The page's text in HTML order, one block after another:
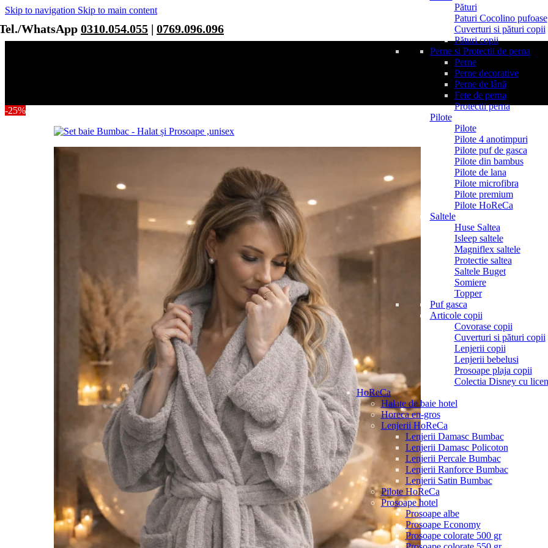
Skip to navigation Skip to main content
WhatsApp 0310.054.055 | 0769.096.096
Pături
Paturi Cocolino pufoase
Cuverturi si pături copii
Pături copii
Perne si Protectii de perna
Perne
Perne decorative
Perne de lână
Fete de perna
Protectii perna
Pilote
Pilote
Pilote 4 anotimpuri
Pilote puf de gasca
Pilote din bambus
Pilote de lana
Pilote microfibra
Pilote premium
Pilote HoReCa
Saltele
Huse Saltea
Isleep saltele
Magniflex saltele
Protectie saltea
Saltele Buget
Somiere
Topper
Puf gasca
Articole copii
Covorase copii
Cuverturi si pături copii
Lenjerii copii
Lenjerii bebelusi
Prosoape plaja copii
Colectia Disney cu
HoReCa
Halate de baie hotel
Horeca en-gros
Lenjerii HoReCa
Lenjerii Damasc Bumbac
Lenjerii Damasc Policoton
Lenjerii Percale Bumbac
Lenjerii Ranforce Bumbac
Lenjerii Satin Bumbac
Pilote HoReCa
Prosoape hotel
Prosoape albe
Prosoape Economy
Prosoape colorate 500 gr
-25%